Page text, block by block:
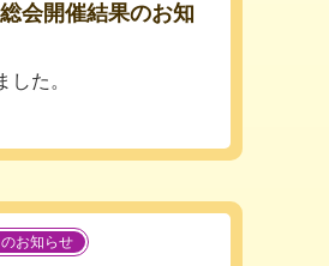
会開催結果のお知
た。
お知らせ